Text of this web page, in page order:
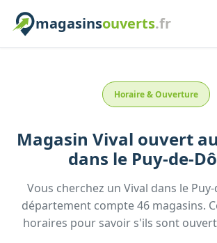
magasinsouverts.fr
Horaire & Ouverture
Magasin Vival ouvert
dans le Puy-de-
Vous cherchez un Vival dans le
département compte46 magasins.
horaires pour savoir s'ils sont